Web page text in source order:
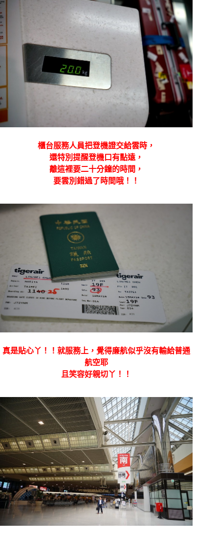
櫃台服務人員把登機證交給雲時，
還特別提醒登機口有點遠，
離這裡要二十分鐘的時間，
要雲別錯過了時間哦！！
真是貼心丫！！就服務上，覺得廉航似乎沒有輸給普通
航空耶
且笑容好親切丫！！